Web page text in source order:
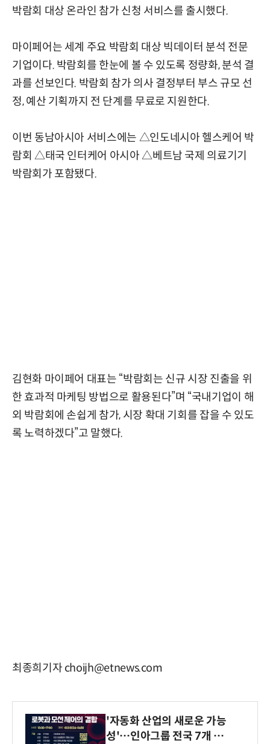
박람회 대상 온라인 참가 신청 서비스를 출시했다.
마이페어는 세계 주요 박람회 대상 빅데이터 분석 전문
기업이다. 박람회를 한눈에 볼 수 있도록 정량화, 분석 결
과를 선보인다. 박람회 참가 의사 결정부터 부스 규모 선
정, 예산 기획까지 전 단계를 무료로 지원한다.
이번 동남아시아 서비스에는 △인도네시아 헬스케어 박
람회 △태국 인터케어 아시아 △베트남 국제 의료기기
박람회가 포함됐다.
김현화 마이페어 대표는 “박람회는 신규 시장 진출을 위
한 효과적 마케팅 방법으로 활용된다”며 “국내기업이 해
외 박람회에 손쉽게 참가, 시장 확대 기회를 잡을 수 있도
록 노력하겠다”고 말했다.
최종희기자 choijh@etnews.com
'자동화 산업의 새로운 가능
성'…인아그룹 전국 7개 도